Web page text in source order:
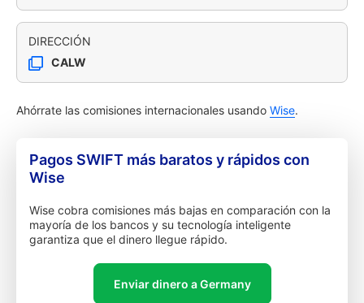
DIRECCIÓN
CALW
Ahórrate las comisiones internacionales usando Wise.
Pagos SWIFT más baratos y rápidos con
Wise
Wise cobra comisiones más bajas en comparación con la
mayoría de los bancos y su tecnología inteligente
garantiza que el dinero llegue rápido.
Enviar dinero a Germany